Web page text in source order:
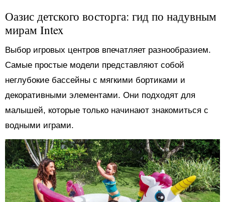
Оазис детского восторга: гид по надувным
мирам Intex
Выбор игровых центров впечатляет разнообразием.
Самые простые модели представляют собой
неглубокие бассейны с мягкими бортиками и
декоративными элементами. Они подходят для
малышей, которые только начинают знакомиться с
водными играми.